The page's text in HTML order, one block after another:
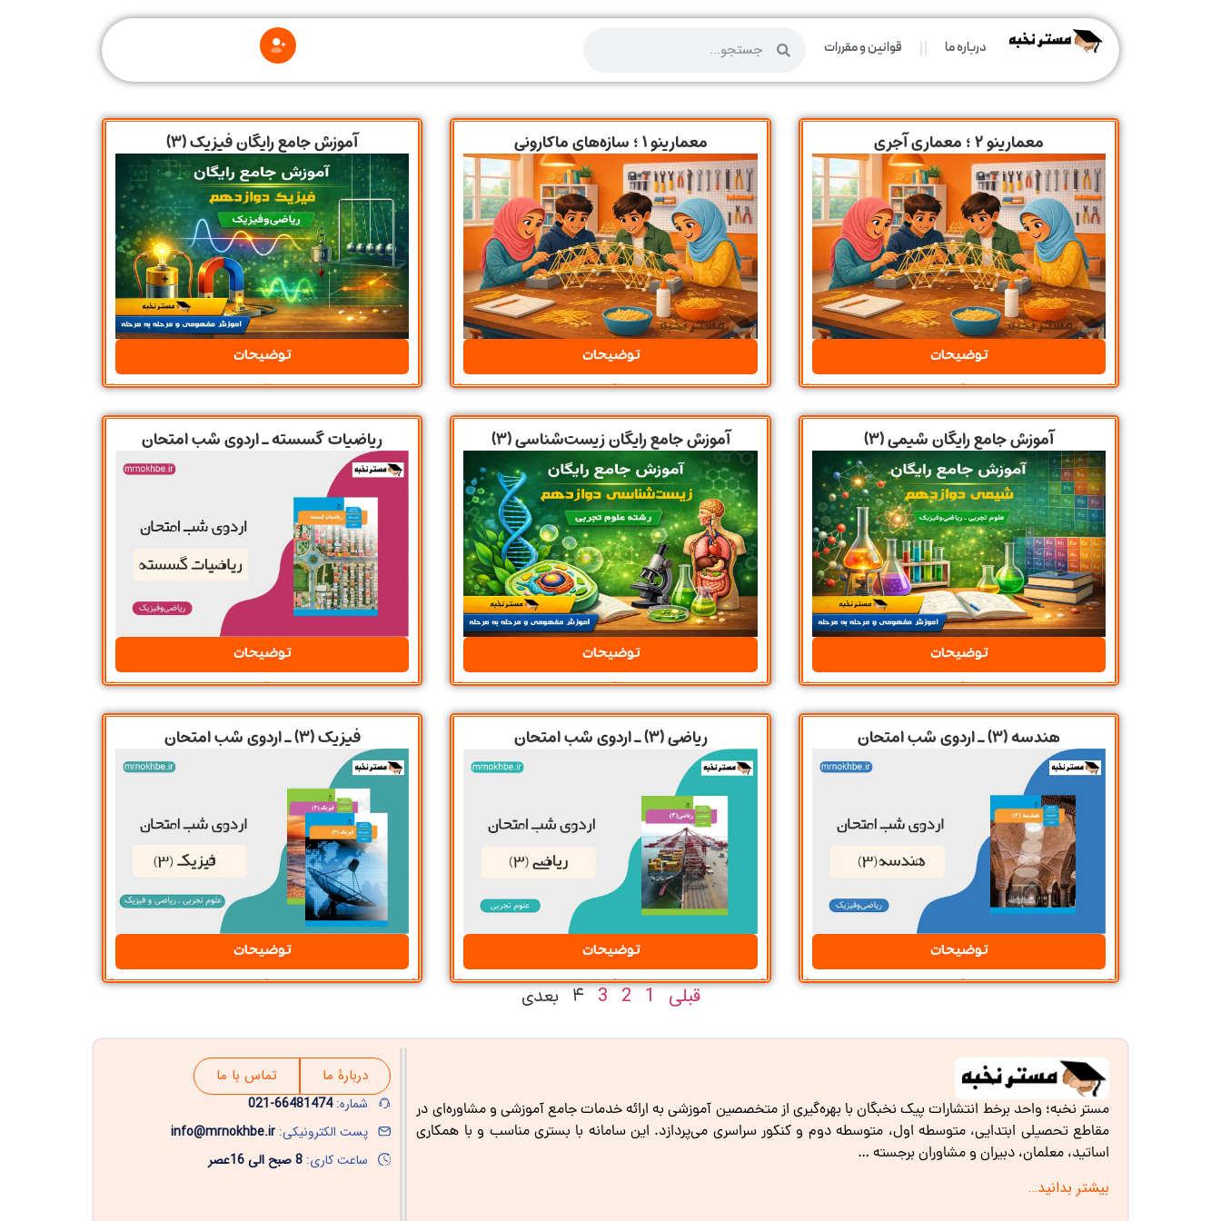
درباره ما قوانین و مقررات
معمارینو 2 ؛ معماری آجری
توضیحات
معمارینو ۱ ؛ سازه‌های ماکارونی
توضیحات
آموزش جامع رایگان فیزیک (۳)
توضیحات
آموزش جامع رایگان شیمی (۳)
توضیحات
آموزش جامع رایگان زیست‌شناسی (۳)
توضیحات
ریاضیات گسسته ـ اردوی شب امتحان
توضیحات
هندسه (3) ـ اردوی شب امتحان
توضیحات
ریاضی (3) ـ اردوی شب امتحان
توضیحات
فیزیک (3) ـ اردوی شب امتحان
توضیحات
قبلی 1
2
3
4 بعدی
مستر نخبه؛ واحد برخط انتشارات پیک نخبگان با بهره‌گیری از متخصصین آموزشی به ارائه خدمات جامع آموزشی و مشاوره‌ای در
مقاطع تحصیلی ابتدایی، متوسطه اول، متوسطه دوم و کنکور سراسری می‌پردازد. این سامانه با بستری مناسب و با همکاری
اساتید، معلمان، دبیران و مشاوران برجسته …
بیشتر بدانید…
دربارۀ ما تماس با ما
شماره:66481474-021
پست الکترونیکی:info@mrnokhbe.ir
ساعت کاری:8 صبح الی 16عصر